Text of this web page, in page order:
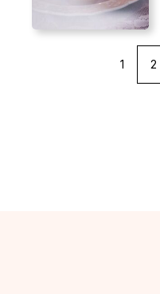
1 2